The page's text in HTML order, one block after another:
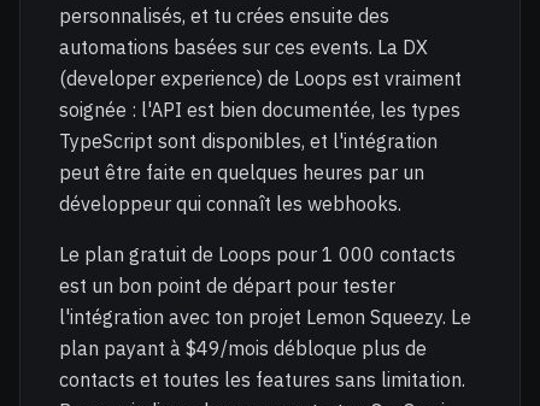
personnalisés, et tu crées ensuite des
automations basées sur ces events. La DX
(developer experience) de Loops est vraiment
soignée : l'API est bien documentée, les types
TypeScript sont disponibles, et l'intégration
peut être faite en quelques heures par un
développeur qui connaît les webhooks.
Le plan gratuit de Loops pour 1 000 contacts
est un bon point de départ pour tester
l'intégration avec ton projet Lemon Squeezy. Le
plan payant à $49/mois débloque plus de
contacts et toutes les features sans limitation.